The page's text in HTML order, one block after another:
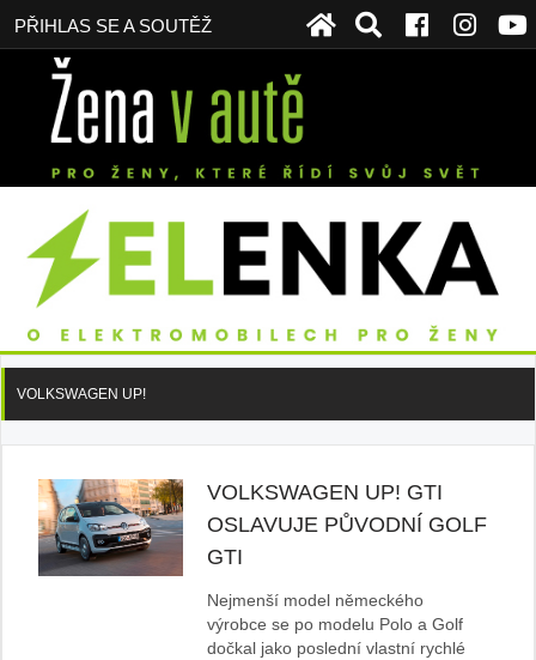
PŘIHLAS SE A SOUTĚŽ
VOLKSWAGEN UP!
VOLKSWAGEN UP! GTI
OSLAVUJE PŮVODNÍ GOLF
GTI
Nejmenší model německého
výrobce se po modelu Polo a Golf
dočkal jako poslední vlastní rychlé